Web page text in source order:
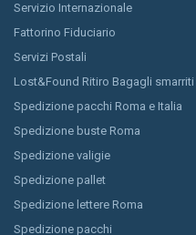
Servizio Internazionale
Fattorino Fiduciario
Servizi Postali
Lost&Found Ritiro Bagagli
Spedizione pacchi Roma e Italia
Spedizione buste Roma
Spedizione valigie
Spedizione pallet
Spedizione lettere Roma
Spedizione pacchi